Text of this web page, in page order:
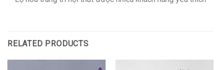
RELATED PRODUCTS